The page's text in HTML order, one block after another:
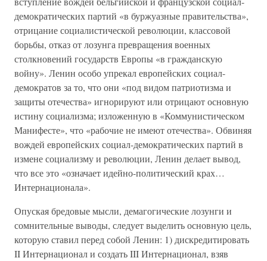
демократических партий «в буржуазные правительства»,
отрицание социалистической революции, классовой
борьбы, отказ от лозунга превращения военных
столкновений государств Европы «в гражданскую
войну». Ленин особо упрекал европейских социал-
демократов за то, что они «под видом патриотизма и
защиты отечества» игнорируют или отрицают основную
истину социализма; изложенную в «Коммунистическом
Манифесте», что «рабочие не имеют отечества». Обвиняя
вождей европейских социал-демократических партий в
измене социализму и революции, Ленин делает вывод,
что все это «означает идейно-политический крах…
Интернационала».
Опуская бредовые мысли, демагогические лозунги и
сомнительные выводы, следует выделить основную цель,
которую ставил перед собой Ленин: 1) дискредитировать
II Интернационал и создать III Интернационал, взяв